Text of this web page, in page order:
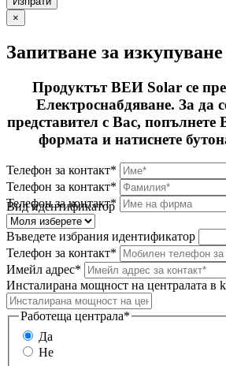
×
Запитване за
Продуктът ВЕИ Solar се
Електроснабдяване. За да
представител с Вас,
формата и натиснете
Телефон за контакт*
Телефон за контакт*
Телефон за контакт*
Вид идентификатор
Въведете избрания идентификатор
Телефон за контакт*
Имейл адрес*
Инсталирана мощност на централата в
Работеща централа*
Да
Не